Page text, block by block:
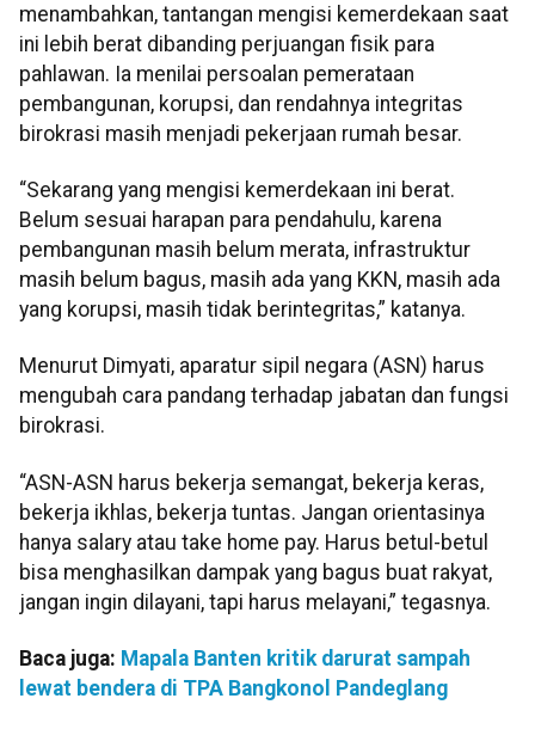
menambahkan, tantangan mengisi kemerdekaan saat
ini lebih berat dibanding perjuangan fisik para
pahlawan. Ia menilai persoalan pemerataan
pembangunan, korupsi, dan rendahnya integritas
birokrasi masih menjadi pekerjaan rumah besar.
“Sekarang yang mengisi kemerdekaan ini berat.
Belum sesuai harapan para pendahulu, karena
pembangunan masih belum merata, infrastruktur
masih belum bagus, masih ada yang KKN, masih ada
yang korupsi, masih tidak berintegritas,” katanya.
Menurut Dimyati, aparatur sipil negara (ASN) harus
mengubah cara pandang terhadap jabatan dan fungsi
birokrasi.
“ASN-ASN harus bekerja semangat, bekerja keras,
bekerja ikhlas, bekerja tuntas. Jangan orientasinya
hanya salary atau take home pay. Harus betul-betul
bisa menghasilkan dampak yang bagus buat rakyat,
jangan ingin dilayani, tapi harus melayani,” tegasnya.
Baca juga: Mapala Banten kritik darurat sampah
lewat bendera di TPA Bangkonol Pandeglang